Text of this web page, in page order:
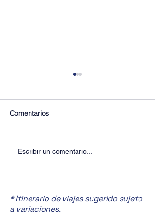
Comentarios
Escribir un comentario...
* Itinerario de viajes sugerido sujeto
a variaciones.